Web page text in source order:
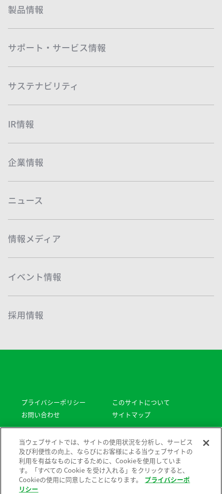
製品情報
サポート・サービス情報
サステナビリティ
IR情報
企業情報
ニュース
情報メディア
イベント情報
採用情報
プライバシーポリシー
このサイトについて
お問い合わせ
サイトマップ
Copyright © Sodick All rights reserved.
当ウェブサイトでは、サイトの使用状況を分析し、サービス
及び利便性の向上、ならびにお客様による当ウェブサイトの
利用を有益なものにするために、Cookieを使用していま
す。「すべての Cookie を受け入れる」をクリックすると、
Cookieの使用に同意したことになります。
プライバシーポ
リシー